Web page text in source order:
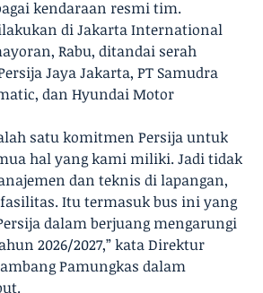
kendaraan resmi tim.
di Jakarta International
Rabu, ditandai serah
Jaya Jakarta, PT Samudra
dan Hyundai Motor
satu komitmen Persija untuk
hal yang kami miliki. Jadi tidak
dan teknis di lapangan,
Itu termasuk bus ini yang
dalam berjuang mengarungi
2026/2027,” kata Direktur
Pamungkas dalam